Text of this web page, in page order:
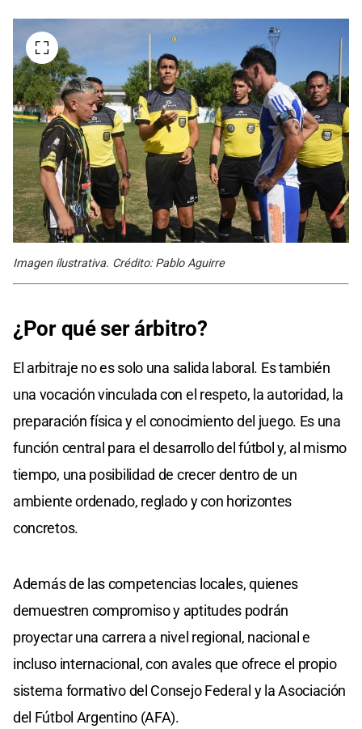
Imagen ilustrativa. Crédito: Pablo Aguirre
¿Por qué ser árbitro?
El arbitraje no es solo una salida laboral. Es también
una vocación vinculada con el respeto, la autoridad, la
preparación física y el conocimiento del juego. Es una
función central para el desarrollo del fútbol y, al mismo
tiempo, una posibilidad de crecer dentro de un
ambiente ordenado, reglado y con horizontes
concretos.
Además de las competencias locales, quienes
demuestren compromiso y aptitudes podrán
proyectar una carrera a nivel regional, nacional e
incluso internacional, con avales que ofrece el propio
sistema formativo del Consejo Federal y la Asociación
del Fútbol Argentino (AFA).